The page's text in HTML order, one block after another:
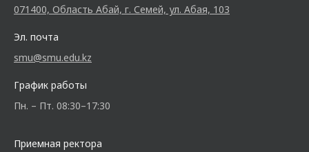
071400, Область Абай, г. Семей, ул. Абая, 103
Эл. почта
smu@smu.edu.kz
График работы
Пн. – Пт. 08:30–17:30
Приемная ректора